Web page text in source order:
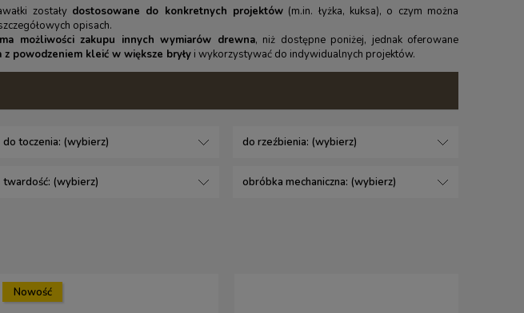
zostały dostosowane do konkretnych projektów (m.in. łyżka, kuksa), o czym można
opisach.
możliwości zakupu innych wymiarów drewna, niż dostępne poniżej, jednak oferowane
z powodzeniem kleić w większe bryły i wykorzystywać do indywidualnych projektów.
do toczenia: (wybierz) do rzeźbienia: (wybierz)
twardość: (wybierz) obróbka mechaniczna: (wybierz)
Nowość